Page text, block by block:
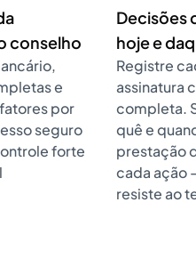
conselho
e
por
seguro
forte
Decisões
hoje e
Registre
assinatura
completa.
quê e
prestação
cada ação
resiste ao